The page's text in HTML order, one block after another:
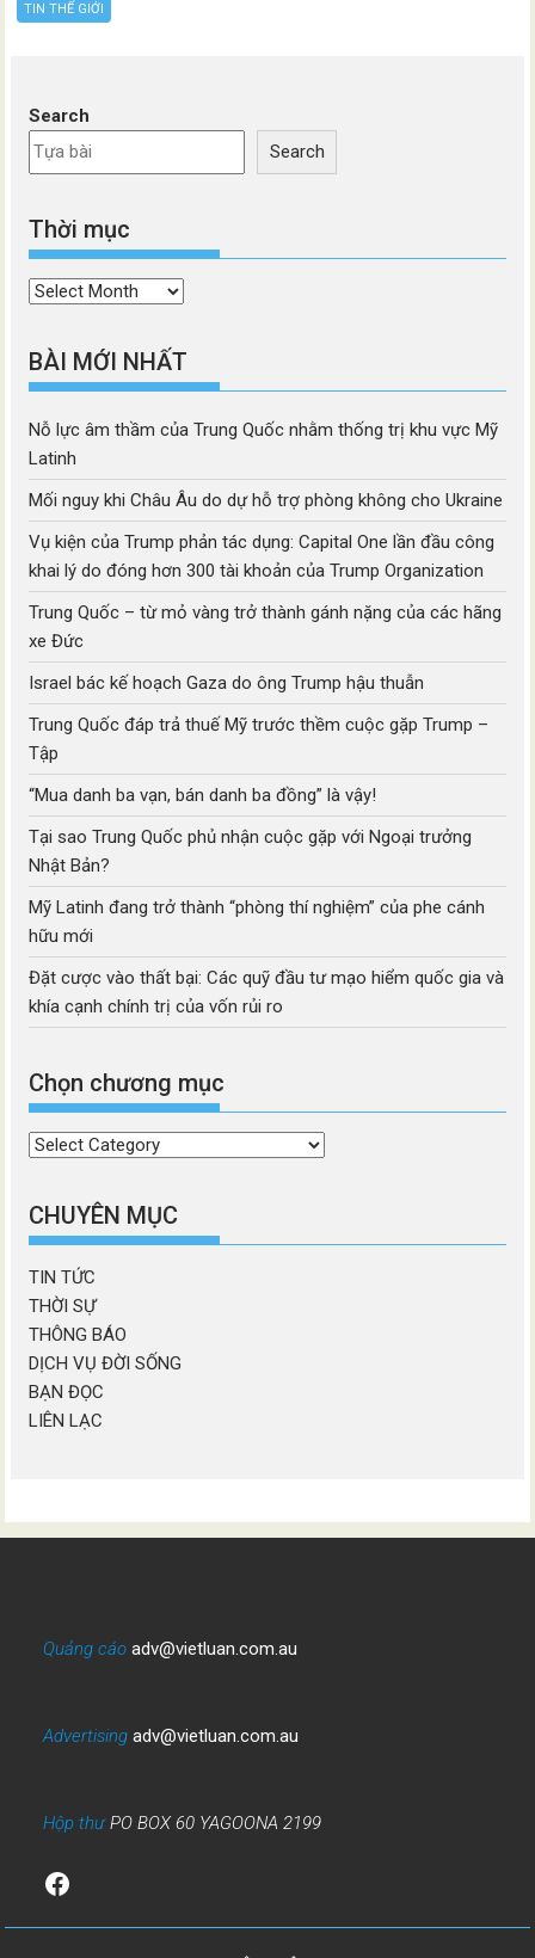
TIN THẾ GIỚI
Search
Search
Thời mục
Thời
BÀI MỚI NHẤT
Nỗ lực âm thầm của Trung Quốc nhằm thống trị khu vực Mỹ
Latinh
Mối nguy khi Châu Âu do dự hỗ trợ phòng không cho Ukraine
Vụ kiện của Trump phản tác dụng: Capital One lần đầu công
khai lý do đóng hơn 300 tài khoản của Trump Organization
Trung Quốc – từ mỏ vàng trở thành gánh nặng của các hãng
xe Đức
Israel bác kế hoạch Gaza do ông Trump hậu thuẫn
Trung Quốc đáp trả thuế Mỹ trước thềm cuộc gặp Trump –
Tập
“Mua danh ba vạn, bán danh ba đồng” là vậy!
Tại sao Trung Quốc phủ nhận cuộc gặp với Ngoại trưởng
Nhật Bản?
Mỹ Latinh đang trở thành “phòng thí nghiệm” của phe cánh
hữu mới
Đặt cược vào thất bại: Các quỹ đầu tư mạo hiểm quốc gia và
khía cạnh chính trị của vốn rủi ro
Chọn chương mục
Chọn
mục
CHUYÊN MỤC
TIN TỨC
THỜI SỰ
THÔNG BÁO
DỊCH VỤ ĐỜI SỐNG
BẠN ĐỌC
LIÊN LẠC
Quảng cáo adv@vietluan.com.au
Advertising adv@vietluan.com.au
Hộp thưPO BOX 60 YAGOONA 2199
Facebook